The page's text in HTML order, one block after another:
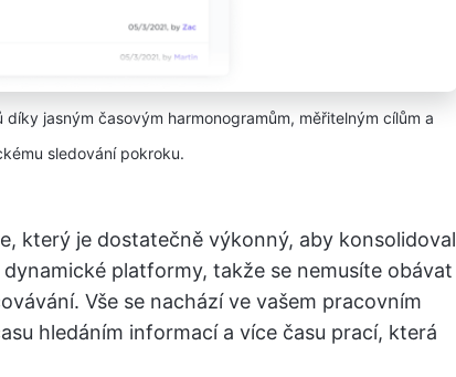
jasným časovým harmonogramům, měřitelným cílům a
sledování pokroku.
který je dostatečně výkonný, aby konsolidoval
platformy, takže se nemusíte obávat
Vše se nachází ve vašem pracovním
hledáním informací a více času prací, která